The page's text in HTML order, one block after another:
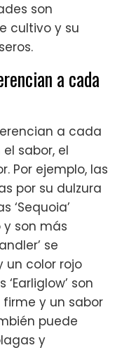
son
cultivo y su
a cada
a cada
sabor, el
Por ejemplo, las
por su dulzura
‘Sequoia’
son más
se
un color rojo
son
y un sabor
puede
y